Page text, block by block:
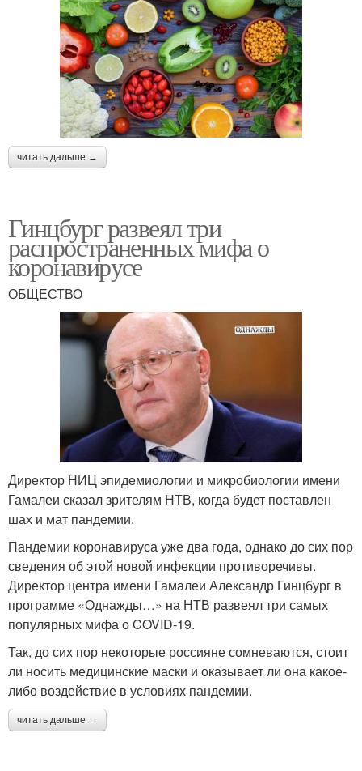
читать дальше →
Гинцбург развеял три
распространенных мифа о
коронавирусе
ОБЩЕСТВО
Директор НИЦ эпидемиологии и микробиологии имени
Гамалеи сказал зрителям НТВ, когда будет поставлен
шах и мат пандемии.
Пандемии коронавируса уже два года, однако до сих пор
сведения об этой новой инфекции противоречивы.
Директор центра имени Гамалеи Александр Гинцбург в
программе «Однажды…» на НТВ развеял три самых
популярных мифа о COVID-19.
Так, до сих пор некоторые россияне сомневаются, стоит
ли носить медицинские маски и оказывает ли она какое-
либо воздействие в условиях пандемии.
читать дальше →